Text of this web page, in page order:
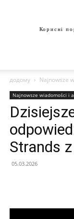
Корисні
додому Najnowsze
Najnowsze wiadomości i
Strands
05.03.2026